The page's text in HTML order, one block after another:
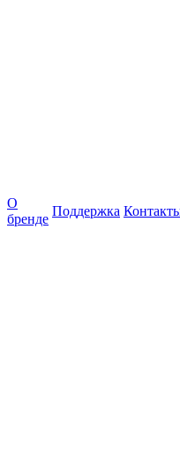
О
бренде
Поддержка